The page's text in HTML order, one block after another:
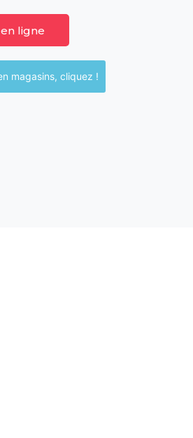
ligne
Pour vérifier le stock en magasins, cliquez !